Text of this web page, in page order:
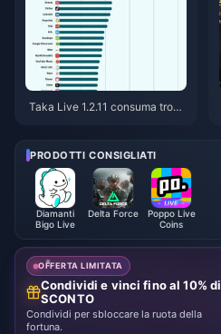
Taka Live 1.2.11 consuma tropp
ioni
PRODOTTI CONSIGLIATI
Diamanti
Bigo Live
Delta Force
Poppo Live
Coins
OFFERTA LIMITATA
Condividi e vinci fino al 10% di
SCONTO
Condividi per sbloccare la ruota della
fortuna.